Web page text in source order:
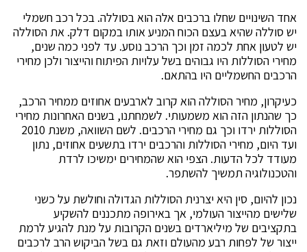
אחד השינויים שחלו ברכבים אלה הוא בסוללה. בכל רכב חשמלי
יש סוללה שהיא בעצם הכוח המניע אותו במקום דלק. את הסוללה
יש לטעון אחת לכמה זמן וכך הרכב נוסע. עד לפני כמה שנים,
מחירי הסוללות היו גבוהים בשל עלויות הפיתוח והייצור ולכן מחירי
הרכבים החשמליים היו בהתאם.
כעיקרון, מחיר הסוללה הוא קרוב לארבעים אחוזים ממחיר הרכב,
כך שהנתון הזה הוא משמעותי. לשמחתנו, בשנים האחרונות מחירי
הסוללות ירדו וכך גם מחירי הרכבים. לשם השוואה, משנת 2010
ועד היום, מחירי הסוללות והרכבים ירדו בתשעים אחוזים, נתון
מעודד לכל הדעות. הצפי הוא שהמחירים ימשיכו לרדת
והטכנולוגיה תמשיך להשתפר.
נכון להיום, סין היא יצרנית הסוללות הגדולה וחולשת על כשני
שלישים מהייצור העולמי, אך באירופה מתכננים להשקיע
בתקציבים של מיליארדים בשנים הקרובות על מנת להגיע לרמת
ייצור של לפחות רבע מהעולם וזאת גם בשל הביקוש הרב לרכבים